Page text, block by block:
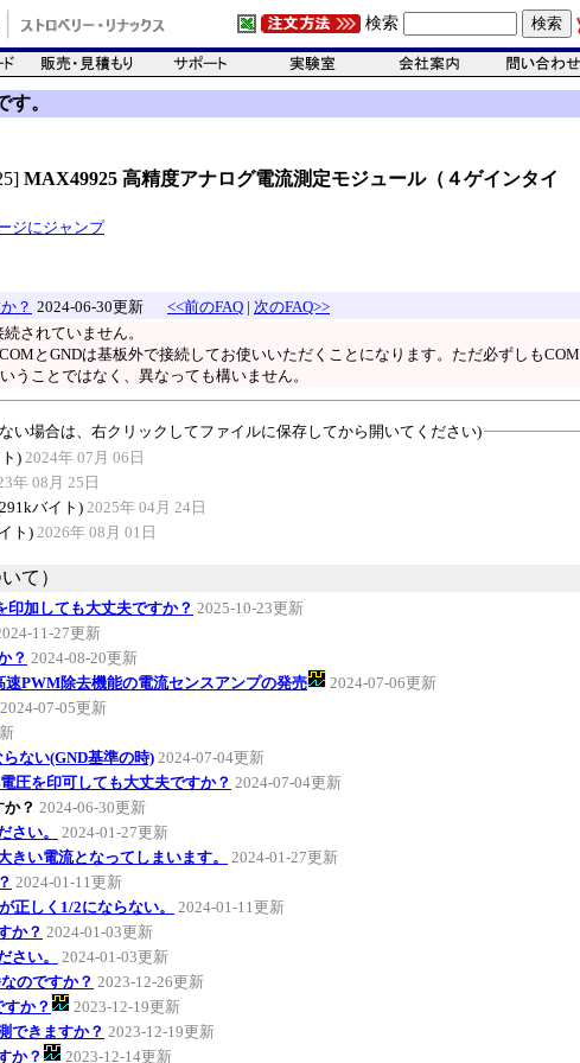
検索
。
MAX49925 高精度アナログ電流測定モジュール（４ゲインタイ
ジにジャンプ
？ 2024-06-30更新 <<前のFAQ | 次のFAQ>>
されていません。
とGNDは基板外で接続してお使いいただくことになります。ただ必ずしもCOM
うことではなく、異なっても構いません。
い場合は、右クリックしてファイルに保存してから開いてください)
) 2024年 07月 06日
年 08月 25日
バイト) 2025年 04月 24日
ト) 2026年 08月 01日
て）
印加しても大丈夫ですか？ 2025-10-23更新
11-27更新
？ 2024-08-20更新
PWM除去機能の電流センスアンプの発売
2024-07-06更新
2024-07-05更新
ない(GND基準の時) 2024-07-04更新
圧を印可しても大丈夫ですか？ 2024-07-04更新
？ 2024-06-30更新
さい。
2024-01-27更新
い電流となってしまいます。
2024-01-27更新
2024-01-11更新
正しく1/2にならない。
2024-01-11更新
か？ 2024-01-03更新
さい。
2024-01-03更新
のですか？ 2023-12-26更新
か？
2023-12-19更新
できますか？ 2023-12-19更新
か？
2023-12-14更新